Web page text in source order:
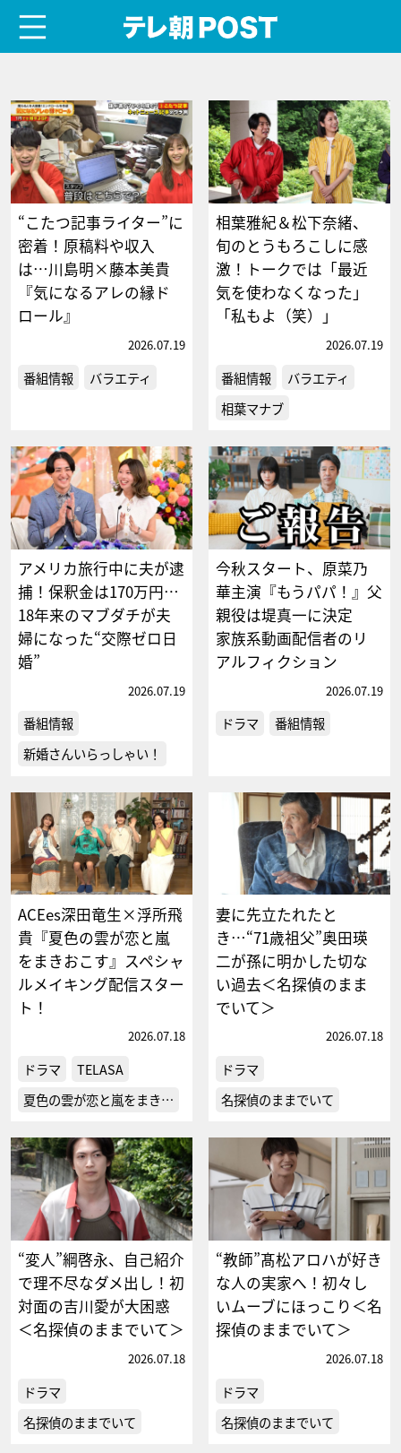
“こたつ記事ライター”に
密着！原稿料や収入
は…川島明×藤本美貴
『気になるアレの縁ド
ロール』
2026.07.19
番組情報 バラエティ
相葉雅紀＆松下奈緒、
旬のとうもろこしに感
激！トークでは「最近
気を使わなくなった」
「私もよ（笑）」
2026.07.19
番組情報
バラエティ
相葉マナブ
アメリカ旅行中に夫が逮
捕！保釈金は170万円…
18年来のマブダチが夫
婦になった“交際ゼロ日
婚”
2026.07.19
番組情報
新婚さんいらっしゃい！
今秋スタート、原菜乃
華主演『もうパパ！』父
親役は堤真一に決定
家族系動画配信者のリ
アルフィクション
2026.07.19
ドラマ 番組情報
ACEes深田竜生×浮所飛
貴『夏色の雲が恋と嵐
をまきおこす』スペシャ
ルメイキング配信スター
ト！
2026.07.18
ドラマ
TELASA
夏色の雲が恋と嵐をまき…
妻に先立たれたと
き…“71歳祖父”奥田瑛
二が孫に明かした切な
い過去＜名探偵のまま
でいて＞
2026.07.18
ドラマ
名探偵のままでいて
“変人”綱啓永、自己紹介
で理不尽なダメ出し！初
対面の吉川愛が大困惑
＜名探偵のままでいて＞
2026.07.18
ドラマ
名探偵のままでいて
“教師”髙松アロハが好き
な人の実家へ！初々し
いムーブにほっこり＜名
探偵のままでいて＞
2026.07.18
ドラマ
名探偵のままでいて